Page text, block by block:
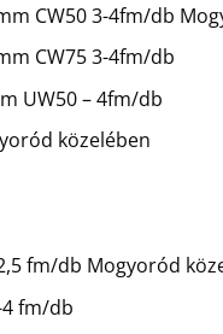
CW50 3-4fm/db
CW75 3-4fm/db
UW50 – 4fm/db
közelében
fm/db Mogyoród
fm/db